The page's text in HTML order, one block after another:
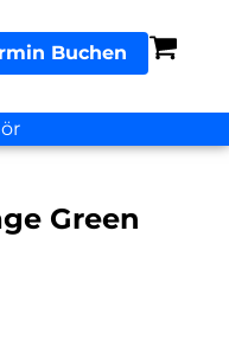
Buchen
Green